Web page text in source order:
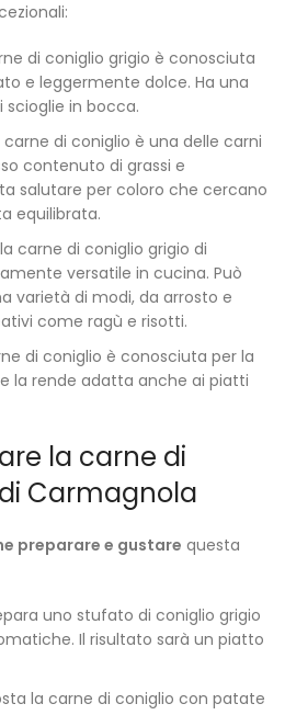
di coniglio grigio è conosciuta
e leggermente dolce. Ha una
in bocca.
carne di coniglio è una delle carni
contenuto di grassi e
salutare per coloro che cercano
equilibrata.
la carne di coniglio grigio di
versatile in cucina. Può
varietà di modi, da arrosto e
come ragù e risotti.
di coniglio è conosciuta per la
la rende adatta anche ai piatti
la carne di
Carmagnola
preparare e gustare questa
uno stufato di coniglio grigio
Il risultato sarà un piatto
la carne di coniglio con patate